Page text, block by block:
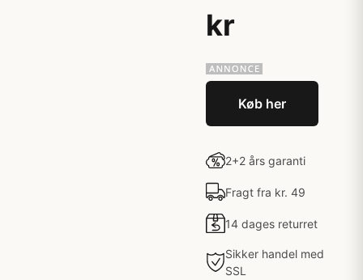
kr
Køb her
2+2 års garanti
Fragt fra kr. 49
14 dages returret
Sikker handel med
SSL